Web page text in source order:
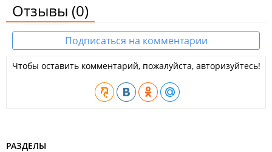
Отзывы (0)
Подписаться на комментарии
Чтобы оставить комментарий, пожалуйста, авторизуйтесь!
РАЗДЕЛЫ